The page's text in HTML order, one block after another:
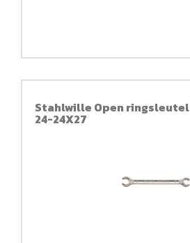
Stahlwille Open ringsleutel
24-24X27